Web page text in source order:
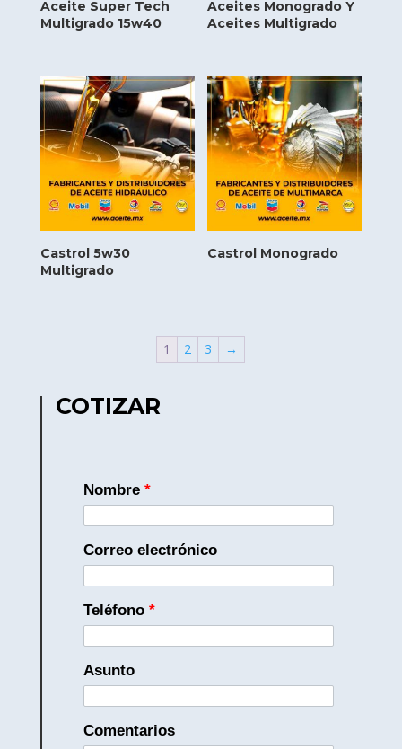
Aceite Super Tech
Multigrado 15w40
Aceites Monogrado Y
Aceites Multigrado
Castrol 5w30
Multigrado
Castrol Monogrado
1 2 3 →
COTIZAR
Nombre *
Correo electrónico
Teléfono *
Asunto
Comentarios